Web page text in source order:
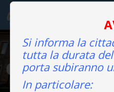
Si informa la
tutta la durata
porta subiranno
In particolare:
COMUNI